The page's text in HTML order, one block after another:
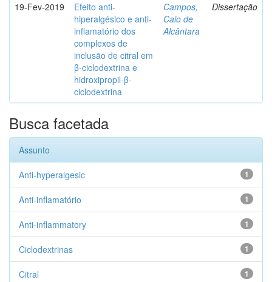
19-Fev-2019
Efeito anti-
hiperalgésico e anti-
inflamatório dos
complexos de
inclusão de citral em
β-ciclodextrina e
hidroxipropil-β-
ciclodextrina
Campos,
Caio de
Alcântara
Dissertação
Busca facetada
Assunto
1
Anti-hyperalgesic
1
Anti-inflamatório
1
Anti-inflammatory
1
Ciclodextrinas
1
Citral